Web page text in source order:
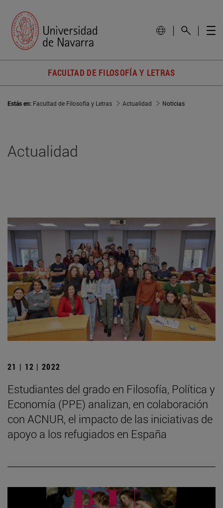
FACULTAD DE FILOSOFÍA Y LETRAS
Estás en: Facultad de Filosofía y Letras Actualidad Noticias
Actualidad
21 | 12 | 2022
Estudiantes del grado en Filosofía, Política y
Economía (PPE) analizan, en colaboración
con ACNUR, el impacto de las iniciativas de
apoyo a los refugiados en España